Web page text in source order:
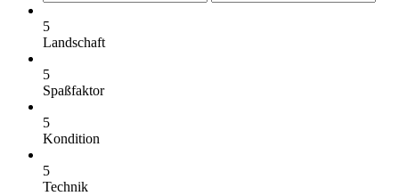
5
Landschaft
5
Spaßfaktor
5
Kondition
5
Technik